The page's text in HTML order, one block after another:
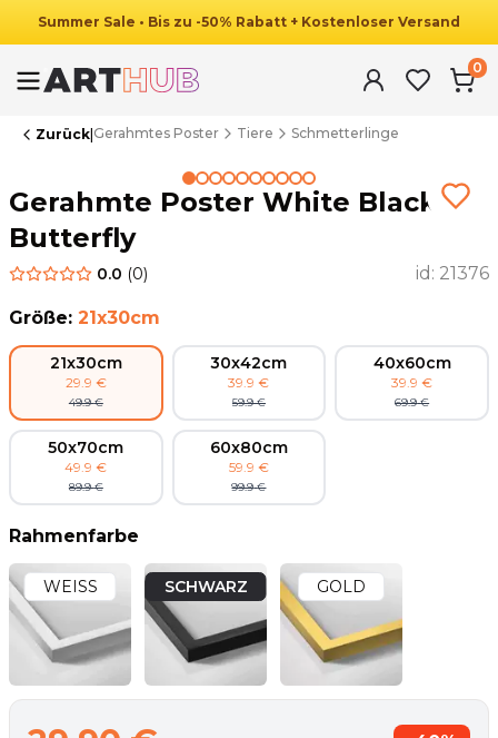
Summer Sale • Bis zu -50% Rabatt + Kostenloser Versand
0
Zurück Gerahmtes Poster Tiere Schmetterlinge
Gerahmte Poster White Black
Butterfly
0.0 (0) id: 21376
Größe: 21x30cm
21x30cm
29.9 €
49.9 €
30x42cm
39.9 €
59.9 €
40x60cm
39.9 €
69.9 €
50x70cm
49.9 €
89.9 €
60x80cm
59.9 €
99.9 €
Rahmenfarbe
WEISS SCHWARZ GOLD